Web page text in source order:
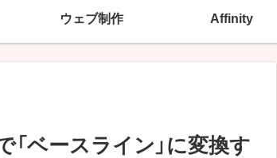
ウェブ制作 Affinity
「ベースライン」に変換す